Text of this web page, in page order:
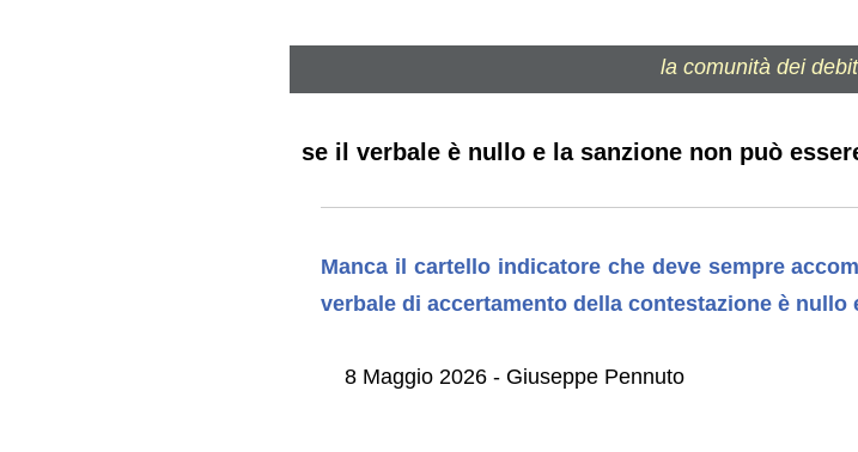
la comunità dei
se il verbale è nullo e la sanzione non può
Manca il cartello indicatore che deve sempre
verbale di accertamento della contestazione è nullo
8 Maggio 2026 - Giuseppe Pennuto